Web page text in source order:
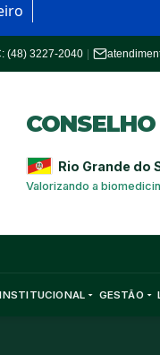
(48) 3227-2040 |
Rio Grande do
Valorizando a
INSTITUCIONAL GESTÃO